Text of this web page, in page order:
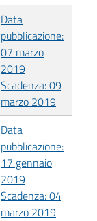
Data
pubblicazione:
07 marzo
2019
Scadenza: 09
marzo 2019
Data
pubblicazione:
17 gennaio
2019
Scadenza: 04
marzo 2019